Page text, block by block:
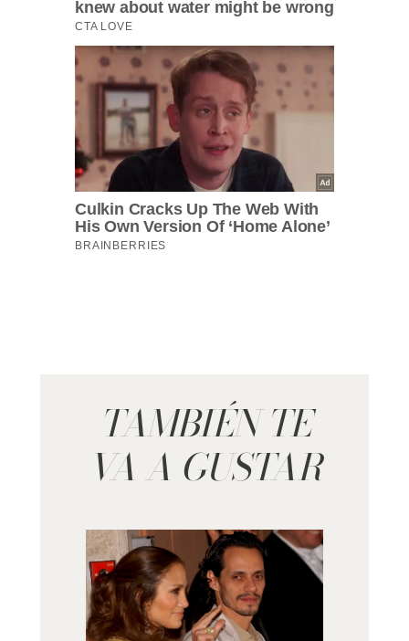
TAMBIÉN TE
VA A GUSTAR